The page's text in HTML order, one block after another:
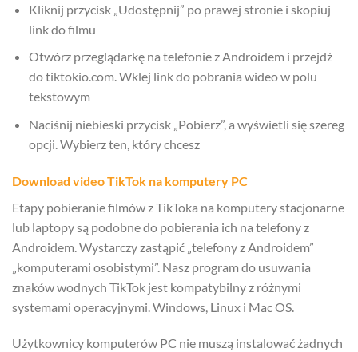
Kliknij przycisk „Udostępnij” po prawej stronie i skopiuj
link do filmu
Otwórz przeglądarkę na telefonie z Androidem i przejdź
do tiktokio.com. Wklej link do pobrania wideo w polu
tekstowym
Naciśnij niebieski przycisk „Pobierz”, a wyświetli się szereg
opcji. Wybierz ten, który chcesz
Download video TikTok na komputery PC
Etapy pobieranie filmów z TikToka na komputery stacjonarne
lub laptopy są podobne do pobierania ich na telefony z
Androidem. Wystarczy zastąpić „telefony z Androidem”
„komputerami osobistymi”. Nasz program do usuwania
znaków wodnych TikTok jest kompatybilny z różnymi
systemami operacyjnymi. Windows, Linux i Mac OS.
Użytkownicy komputerów PC nie muszą instalować żadnych